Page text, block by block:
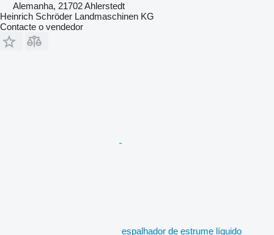
Alemanha, 21702 Ahlerstedt
Heinrich Schröder Landmaschinen KG
Contacte o vendedor
espalhador de estrume líquido